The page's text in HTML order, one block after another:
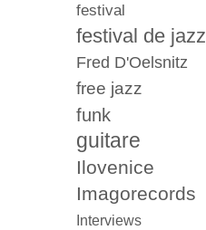
festival
festival de jazz
Fred D'Oelsnitz
free jazz
funk
guitare
Ilovenice
Imagorecords
Interviews